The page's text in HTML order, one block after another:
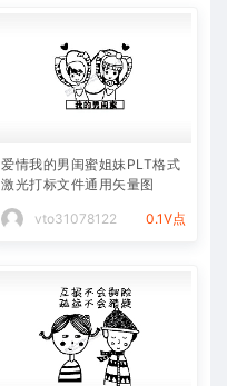
爱情我的男闺蜜姐妹PLT格式
激光打标文件通用矢量图
vto31078122 0.1V点